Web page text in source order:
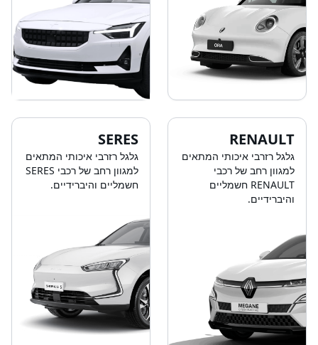
RENAULT
גלגל רזרבי איכותי המתאים
למגוון רחב של רכבי
RENAULT חשמליים
והיברידיים.
SERES
גלגל רזרבי איכותי המתאים
למגוון רחב של רכבי SERES
חשמליים והיברידיים.